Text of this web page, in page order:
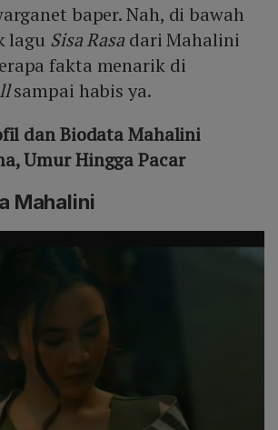
baper. Nah, di bawah
lagu Sisa Rasadari Mahalini
fakta menarik di
sampai habis ya.
dan Biodata Mahalini
Umur Hingga Pacar
Mahalini